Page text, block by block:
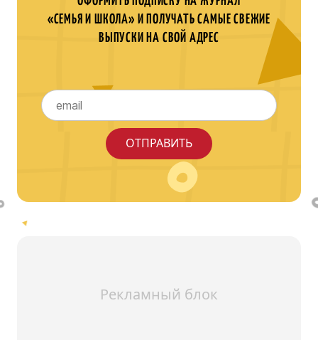
«СЕМЬЯ И ШКОЛА» И ПОЛУЧАТЬ САМЫЕ СВЕЖИЕ
ВЫПУСКИ НА СВОЙ АДРЕС
Рекламный блок